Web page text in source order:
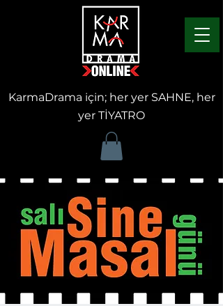
KarmaDrama için; her yer SAHNE, her
yer TİYATRO